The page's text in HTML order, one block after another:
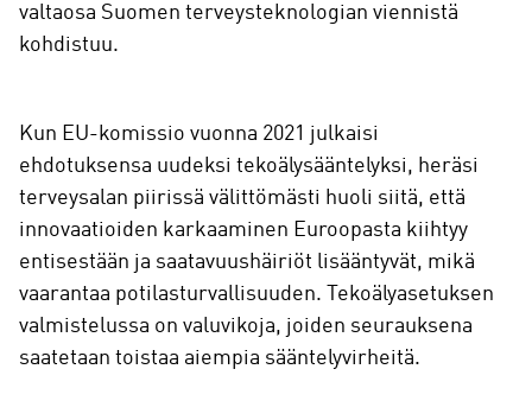
valtaosa Suomen terveysteknologian viennistä
kohdistuu.
Kun EU-komissio vuonna 2021 julkaisi
ehdotuksensa uudeksi tekoälysääntelyksi, heräsi
terveysalan piirissä välittömästi huoli siitä, että
innovaatioiden karkaaminen Euroopasta kiihtyy
entisestään ja saatavuushäiriöt lisääntyvät, mikä
vaarantaa potilasturvallisuuden. Tekoälyasetuksen
valmistelussa on valuvikoja, joiden seurauksena
saatetaan toistaa aiempia sääntelyvirheitä.